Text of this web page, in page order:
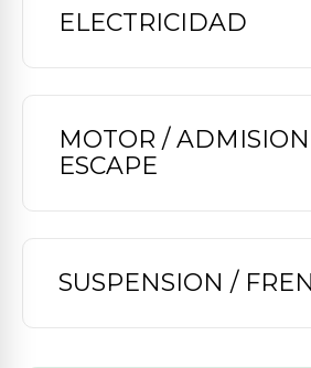
ELECTRICIDAD
MOTOR /
ESCAPE
SUSPENSION /